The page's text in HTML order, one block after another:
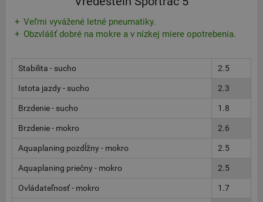
Veľmi vyvážené letné pneumatiky.
Obzvlášť dobré na mokre a v nízkej miere opotrebenia.
Stabilita - sucho 2.5
Istota jazdy - sucho 2.3
Brzdenie - sucho 1.8
Brzdenie - mokro 2.6
Aquaplaning pozdĺžny - mokro 2.5
Aquaplaning priečny - mokro 2.5
Ovládateľnosť - mokro 1.7